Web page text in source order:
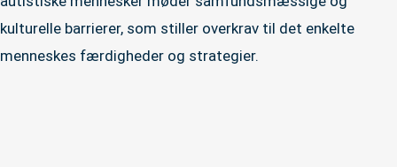
kulturelle barrierer, som stiller overkrav til det enkelte
menneskes færdigheder og strategier.